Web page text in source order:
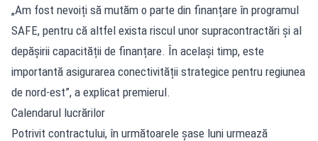
„Am fost nevoiți să mutăm o parte din finanțare în programul
SAFE, pentru că altfel exista riscul unor supracontractări și al
depășirii capacității de finanțare. În același timp, este
importantă asigurarea conectivității strategice pentru regiunea
de nord-est”, a explicat premierul.
Calendarul lucrărilor
Potrivit contractului, în următoarele șase luni urmează